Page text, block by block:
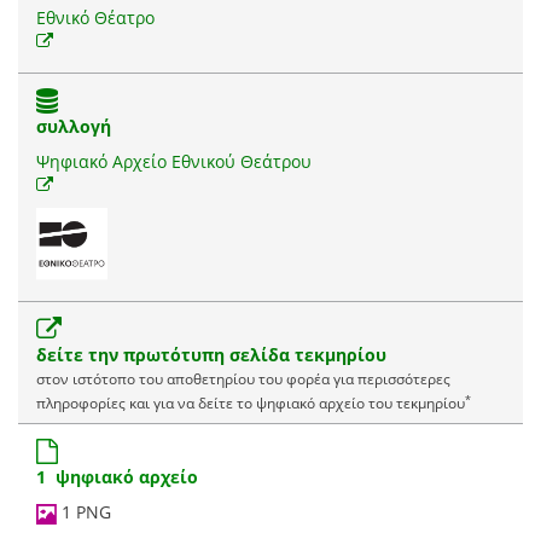
Εθνικό Θέατρο
συλλογή
Ψηφιακό Αρχείο Εθνικού Θεάτρου
δείτε την πρωτότυπη σελίδα τεκμηρίου
στον ιστότοπο του αποθετηρίου του φορέα για περισσότερες
πληροφορίες και για να δείτε το ψηφιακό αρχείο του τεκμηρίου*
1 ψηφιακό αρχείο
1 PNG